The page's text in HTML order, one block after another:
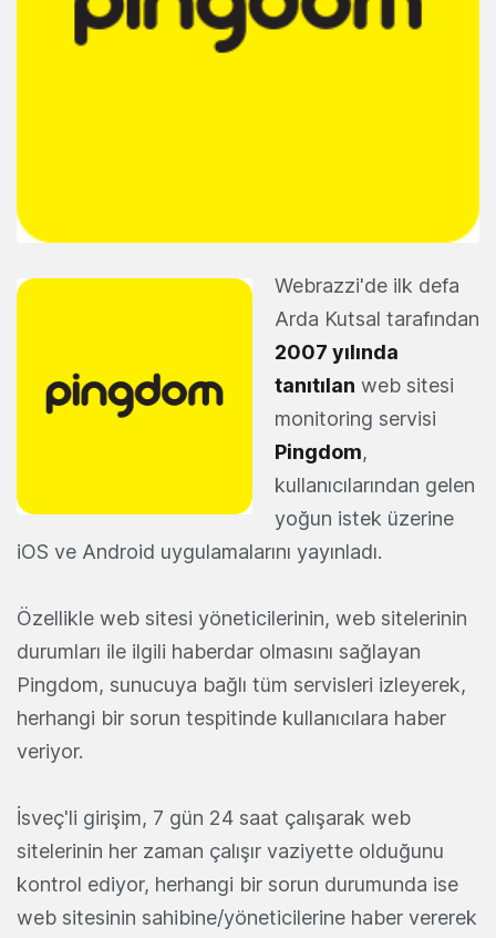
Webrazzi'de ilk defa
Arda Kutsal tarafından
2007 yılında
tanıtılan web sitesi
monitoring servisi
Pingdom,
kullanıcılarından gelen
yoğun istek üzerine
iOS ve Android uygulamalarını yayınladı.
Özellikle web sitesi yöneticilerinin, web sitelerinin
durumları ile ilgili haberdar olmasını sağlayan
Pingdom, sunucuya bağlı tüm servisleri izleyerek,
herhangi bir sorun tespitinde kullanıcılara haber
veriyor.
İsveç'li girişim, 7 gün 24 saat çalışarak web
sitelerinin her zaman çalışır vaziyette olduğunu
kontrol ediyor, herhangi bir sorun durumunda ise
web sitesinin sahibine/yöneticilerine haber vererek